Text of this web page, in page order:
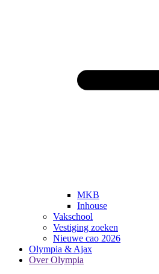
MKB
Inhouse
Vakschool
Vestiging zoeken
Nieuwe cao 2026
Olympia & Ajax
Over Olympia